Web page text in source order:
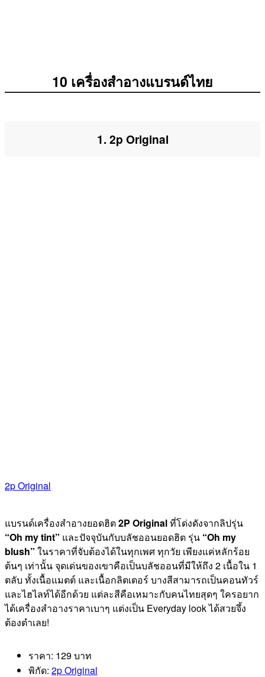
10 เครื่องสำอางแบรนด์ไทย
1. 2p Original
2p Original
แบรนด์เครื่องสำอางยอดฮิต2P Originalที่โด่งดังจากลิปรุ่น
“Oh my tint” และปัจจุบันกับบลัชออนยอดฮิต รุ่น “Oh my
blush” ในราคาที่จับต้องได้ในทุกเพศ ทุกวัย เพียงแค่หลักร้อย
ต้นๆ เท่านั้น จุดเด่นของเขาคือเป็นบลัชออนที่มีให้ถึง 2 เนื้อใน 1
ตลับ ทั้งเนื้อแมตต์ และเนื้อกลิตเตอร์ บางสีสามารถเป็นคอนทัวร์
และไฮไลท์ได้อีกด้วย แต่ละสีคือเหมาะกับคนไทยสุดๆ ใครอยาก
ได้เครื่องสำอางราคาเบาๆ แต่งเป็น Everyday look ได้สวยจึ้ง
ต้องตำเลย!
ราคา: 129 บาท
พิกัด: 2p Original